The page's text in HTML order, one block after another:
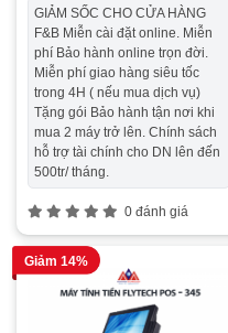
GIẢM SỐC CHO CỬA HÀNG
F&B Miễn cài đặt online. Miễn
phí Bảo hành online trọn đời.
Miễn phí giao hàng siêu tốc
trong 4H ( nếu mua dịch vụ)
Tặng gói Bảo hành tận nơi khi
mua 2 máy trở lên. Chính sách
hỗ trợ tài chính cho DN lên đến
500tr/ tháng.
0 đánh giá
Giảm 14%